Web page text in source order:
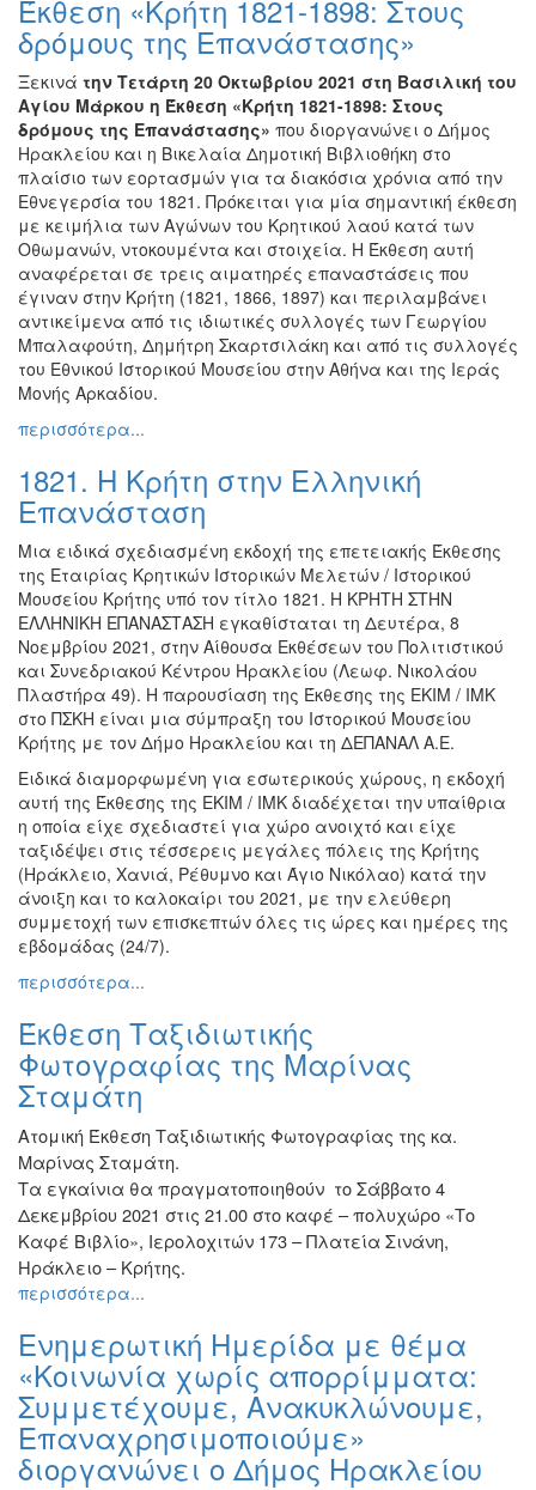
Ζωγραφική
Φωτογραφία
Τραγούδι
Μουσική
Κινηματογράφος
Χορός
Θέατρο
Παζάρι
Ειδών
Συνέδρια
Ημερίδες
-
Διαλέξεις-
Ομιλίες
Εκθέσεις
Εκδηλώσεις
για
Παιδιά
Άλλες
Εκδηλώσεις
ΤΟΠΟΣ
ΜΑΣ
ΔΗΜΟΣ
ΠΟΛΙΤΙΣΜΟΣ
ΑΝΘΕΚΤΙΚΗ
ΠΟΛΗ
Έκθεση «Κρήτη 1821-1898: Στους
δρόμους της Επανάστασης»
Ξεκινά την Τετάρτη 20 Οκτωβρίου 2021 στη Βασιλική του
Αγίου Μάρκου η Έκθεση «Κρήτη 1821-1898: Στους
δρόμους της Επανάστασης» που διοργανώνει ο Δήμος
Ηρακλείου και η Βικελαία Δημοτική Βιβλιοθήκη στο
πλαίσιο των εορτασμών για τα διακόσια χρόνια από την
Εθνεγερσία του 1821. Πρόκειται για μία σημαντική έκθεση
με κειμήλια των Αγώνων του Κρητικού λαού κατά των
Οθωμανών, ντοκουμέντα και στοιχεία. Η Έκθεση αυτή
αναφέρεται σε τρεις αιματηρές επαναστάσεις που
έγιναν στην Κρήτη (1821, 1866, 1897) και περιλαμβάνει
αντικείμενα από τις ιδιωτικές συλλογές των Γεωργίου
Μπαλαφούτη, Δημήτρη Σκαρτσιλάκη και από τις συλλογές
του Εθνικού Ιστορικού Μουσείου στην Αθήνα και της Ιεράς
Μονής Αρκαδίου.
περισσότερα...
1821. Η Κρήτη στην Ελληνική
Επανάσταση
Μια ειδικά σχεδιασμένη εκδοχή της επετειακής Έκθεσης
της Εταιρίας Κρητικών Ιστορικών Μελετών / Ιστορικού
Μουσείου Κρήτης υπό τον τίτλο 1821. Η ΚΡΗΤΗ ΣΤΗΝ
ΕΛΛΗΝΙΚΗ ΕΠΑΝΑΣΤΑΣΗ εγκαθίσταται τη Δευτέρα, 8
Νοεμβρίου 2021, στην Αίθουσα Εκθέσεων του Πολιτιστικού
και Συνεδριακού Κέντρου Ηρακλείου (Λεωφ. Νικολάου
Πλαστήρα 49). Η παρουσίαση της Έκθεσης της ΕΚΙΜ / ΙΜΚ
στο ΠΣΚΗ είναι μια σύμπραξη του Ιστορικού Μουσείου
Κρήτης με τον Δήμο Ηρακλείου και τη ΔΕΠΑΝΑΛ Α.Ε.
Ειδικά διαμορφωμένη για εσωτερικούς χώρους, η εκδοχή
αυτή της Έκθεσης της ΕΚΙΜ / ΙΜΚ διαδέχεται την υπαίθρια
η οποία είχε σχεδιαστεί για χώρο ανοιχτό και είχε
ταξιδέψει στις τέσσερεις μεγάλες πόλεις της Κρήτης
(Ηράκλειο, Χανιά, Ρέθυμνο και Άγιο Νικόλαο) κατά την
άνοιξη και το καλοκαίρι του 2021, με την ελεύθερη
συμμετοχή των επισκεπτών όλες τις ώρες και ημέρες της
εβδομάδας (24/7).
περισσότερα...
Έκθεση Ταξιδιωτικής
Φωτογραφίας της Μαρίνας
Σταμάτη
Ατομική Έκθεση Ταξιδιωτικής Φωτογραφίας της κα.
Μαρίνας Σταμάτη.
Τα εγκαίνια θα πραγματοποιηθούν το Σάββατο 4
Δεκεμβρίου 2021 στις 21.00 στο καφέ – πολυχώρο «Το
Καφέ Βιβλίο», Ιερολοχιτών 173 – Πλατεία Σινάνη,
Ηράκλειο – Κρήτης.
περισσότερα...
Ενημερωτική Ημερίδα με θέμα
«Κοινωνία χωρίς απορρίμματα:
Συμμετέχουμε, Ανακυκλώνουμε,
Επαναχρησιμοποιούμε»
διοργανώνει ο Δήμος Ηρακλείου